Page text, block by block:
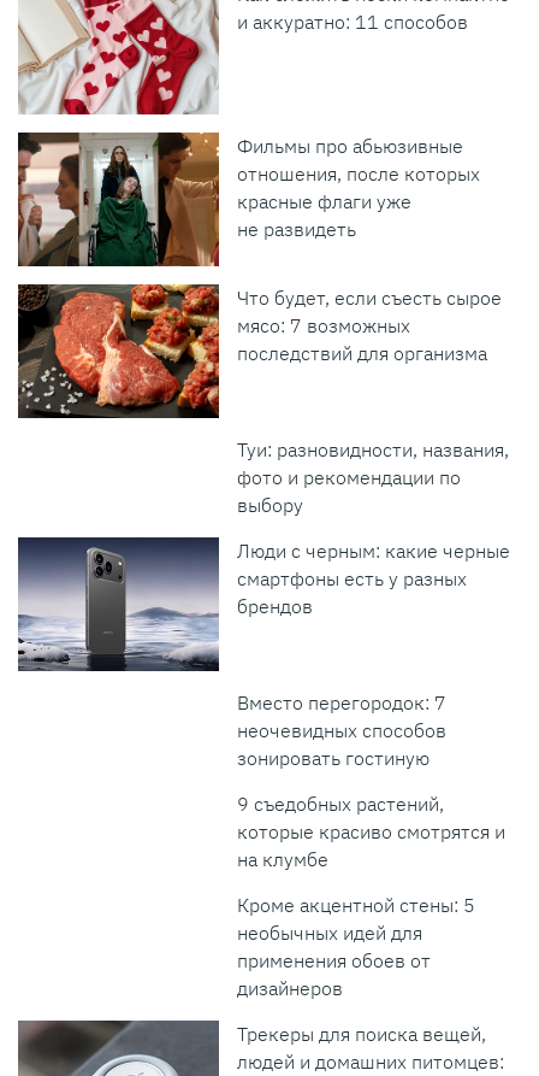
и аккуратно: 11 способов
Фильмы про абьюзивные
отношения, после которых
красные флаги уже
не развидеть
Что будет, если съесть сырое
мясо: 7 возможных
последствий для организма
Туи: разновидности, названия,
фото и рекомендации по
выбору
Люди с черным: какие черные
смартфоны есть у разных
брендов
Вместо перегородок: 7
неочевидных способов
зонировать гостиную
9 съедобных растений,
которые красиво смотрятся и
на клумбе
Кроме акцентной стены: 5
необычных идей для
применения обоев от
дизайнеров
Трекеры для поиска вещей,
людей и домашних питомцев: